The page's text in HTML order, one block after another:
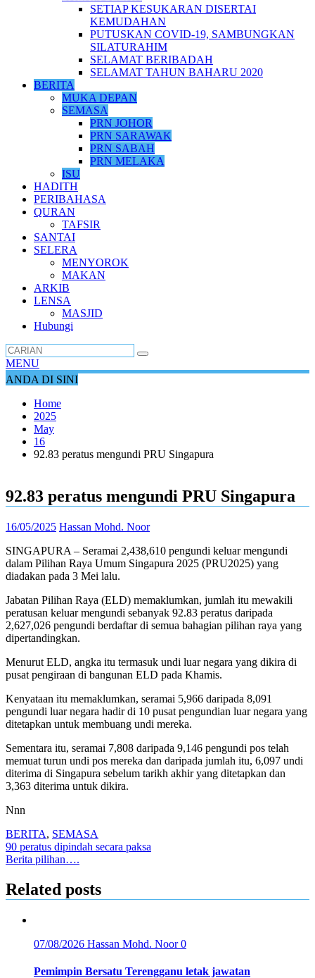
SETIAP KESUKARAN DISERTAI
KEMUDAHAN
PUTUSKAN COVID-19, SAMBUNGKAN
SILATURAHIM
SELAMAT BERIBADAH
SELAMAT TAHUN BAHARU 2020
BERITA
MUKA DEPAN
SEMASA
PRN JOHOR
PRN SARAWAK
PRN SABAH
PRN MELAKA
ISU
HADITH
PERIBAHASA
QURAN
TAFSIR
SANTAI
SELERA
MENYOROK
MAKAN
ARKIB
LENSA
MASJID
Hubungi
MENU
ANDA DI SINI
Home
2025
May
16
92.83 peratus mengundi PRU Singapura
92.83 peratus mengundi PRU Singapura
16/05/2025 Hassan Mohd. Noor
SINGAPURA – Seramai 2,438,610 pengundi keluar mengundi
dalam Pilihan Raya Umum Singapura 2025 (PRU2025) yang
diadakan pada 3 Mei lalu.
Jabatan Pilihan Raya (ELD) memaklumkan, jumlah itu mewakili
peratusan keluar mengundi sebanyak 92.83 peratus daripada
2,627,026 pengundi berdaftar di semua bahagian pilihan raya yang
dipertandingkan.
Menurut ELD, angka itu termasuk undi luar negara yang dikira di
pusat pengiraan di bangunan ELD pada Khamis.
Kenyataan itu memaklumkan, seramai 5,966 daripada 8,091
pengundi luar negara hadir di 10 pusat pengundian luar negara yang
ditetapkan untuk membuang undi mereka.
Sementara itu, seramai 7,808 daripada 9,146 pengundi pos telah
memuat turun undi pos mereka dan daripada jumlah itu, 6,097 undi
diterima di Singapura sebelum tarikh akhir yang ditetapkan dan
3,363 diterima untuk dikira.
Nnn
BERITA, SEMASA
Post
navigation
90 peratus dipindah secara paksa
Berita pilihan….
Related posts
07/08/2026 Hassan Mohd. Noor0
Pemimpin Bersatu Terengganu letak jawatan